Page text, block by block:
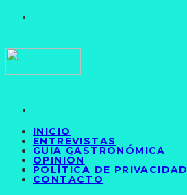
INICIO
ENTREVISTAS
GUÍA GASTRONÓMICA
OPINIÓN
POLÍTICA DE PRIVACIDAD
CONTACTO